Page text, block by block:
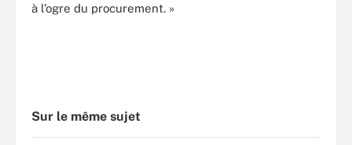
à l’ogre du procurement. »
Sur le même sujet